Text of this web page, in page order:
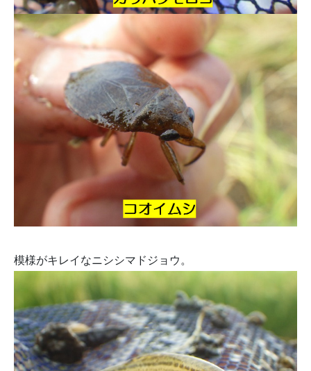
模様がキレイなニシシマドジョウ。